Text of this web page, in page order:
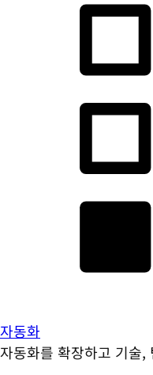
자동화
자동화를 확장하고 기술,